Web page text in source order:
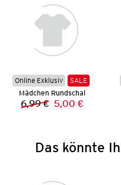
Online Exklusiv
SALE
Mädchen Rundschal
Vorheriger
6,99 € Neuer Preis:
5,00 €
Das könnte